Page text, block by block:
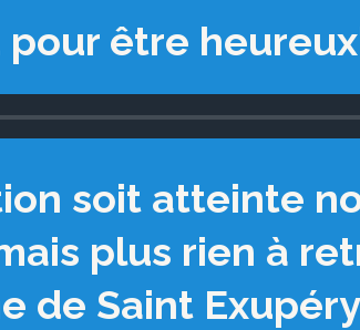
être
soit atteinte
mais plus rien
de Saint